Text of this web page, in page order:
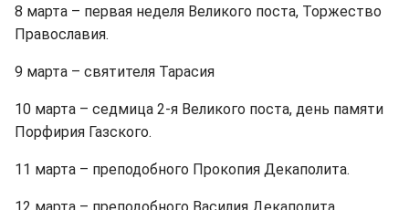
8 марта – первая неделя Великого поста, Торжество
Православия.
9 марта – святителя Тарасия
10 марта – седмица 2-я Великого поста, день памяти
Порфирия Газского.
11 марта – преподобного Прокопия Декаполита.